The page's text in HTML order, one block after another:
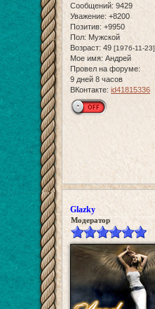
Сообщений: 9429
Уважение: +8200
Позитив: +9950
Пол: Мужской
Возраст: 49 [1976-11-23]
Мое имя: Андрей
Провел на форуме:
9 дней 8 часов
ВКонтакте: id41815336
Glazky
Модератор